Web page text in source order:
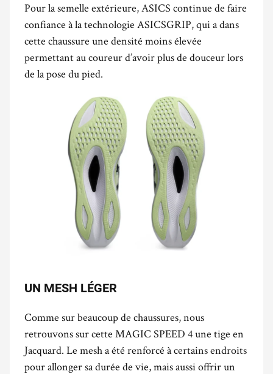
Pour la semelle extérieure, ASICS continue de faire
confiance à la technologie ASICSGRIP, qui a dans
cette chaussure une densité moins élevée
permettant au coureur d’avoir plus de douceur lors
de la pose du pied.
UN MESH LÉGER
Comme sur beaucoup de chaussures, nous
retrouvons sur cette MAGIC SPEED 4 une tige en
Jacquard. Le mesh a été renforcé à certains endroits
pour allonger sa durée de vie, mais aussi offrir un